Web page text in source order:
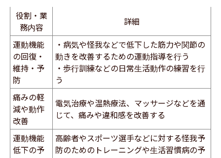
役割・業
務内容
詳細
運動機能
の回復・
維持・予
防
・病気や怪我などで低下した筋力や関節の
動きを改善するための運動指導を行う
・歩行訓練などの日常生活動作の練習を行
う
痛みの軽
減や動作
改善
電気治療や温熱療法、マッサージなどを通
じて、痛みや違和感を改善する
運動機能
低下の予
高齢者やスポーツ選手などに対する怪我予
防のためのトレーニングや生活習慣病の予